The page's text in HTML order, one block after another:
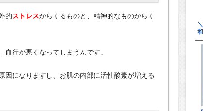
的ストレスからくるものと、精神的なものからく
行が悪くなってしまうんです。
因になりますし、お肌の内部に活性酸素が増える